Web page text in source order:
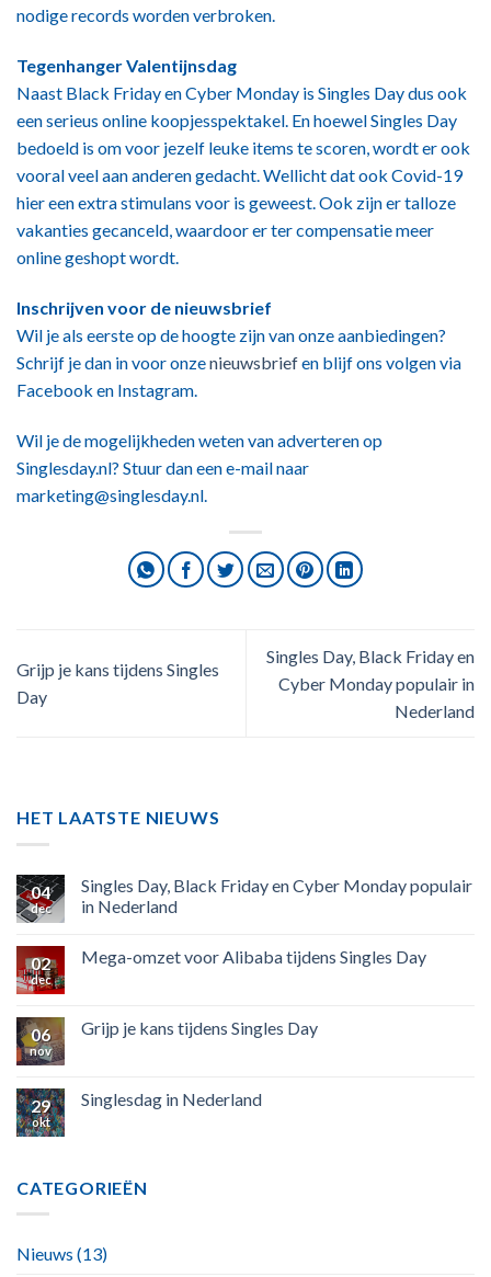
nodige records worden verbroken.
Tegenhanger Valentijnsdag
Naast Black Friday en Cyber Monday is Singles Day dus ook
een serieus online koopjesspektakel. En hoewel Singles Day
bedoeld is om voor jezelf leuke items te scoren, wordt er ook
vooral veel aan anderen gedacht. Wellicht dat ook Covid-19
hier een extra stimulans voor is geweest. Ook zijn er talloze
vakanties gecanceld, waardoor er ter compensatie meer
online geshopt wordt.
Inschrijven voor de nieuwsbrief
Wil je als eerste op de hoogte zijn van onze aanbiedingen?
Schrijf je dan in voor onzenieuwsbriefen blijf ons volgen via
Facebook en Instagram.
Wil je de mogelijkheden weten van adverteren op
Singlesday.nl? Stuur dan een e-mail naar
marketing@singlesday.nl.
Grijp je kans tijdens Singles
Day
Singles Day, Black Friday en
Cyber Monday populair in
Nederland
HET LAATSTE NIEUWS
04
dec
Singles Day, Black Friday en Cyber Monday populair
in Nederland
02
dec
Mega-omzet voor Alibaba tijdens Singles Day
06
nov
Grijp je kans tijdens Singles Day
29
okt
Singlesdag in Nederland
CATEGORIEËN
Nieuws (13)